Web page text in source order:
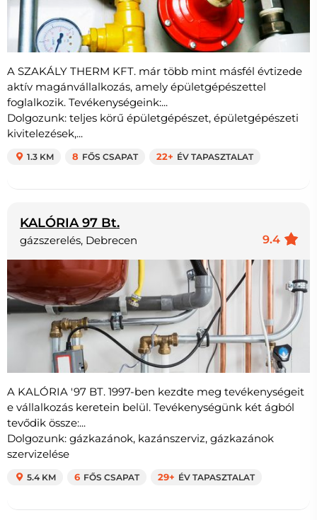
A SZAKÁLY THERM KFT. már több mint másfél évtizede
aktív magánvállalkozás, amely épületgépészettel
foglalkozik. Tevékenységeink:...
Dolgozunk: teljes körű épületgépészet, épületgépészeti
kivitelezések,...
1.3 KM 8 FŐS CSAPAT 22+ ÉV TAPASZTALAT
KALÓRIA 97 Bt.
9.4
gázszerelés, Debrecen
A KALÓRIA '97 BT. 1997-ben kezdte meg tevékenységeit
e vállalkozás keretein belül. Tevékenységünk két ágból
tevődik össze:...
Dolgozunk: gázkazánok, kazánszerviz, gázkazánok
szervizelése
5.4 KM 6 FŐS CSAPAT 29+ ÉV TAPASZTALAT